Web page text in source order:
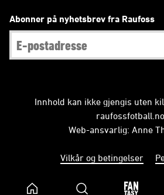
Abonner på nyhetsbrev fra Raufoss
Innhold kan ikke gjengis uten
raufossfotball.no.
Web-ansvarlig: Anne
Vilkår og betingelser